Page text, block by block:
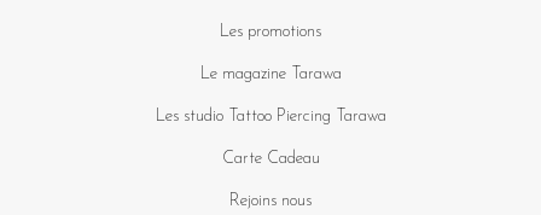
Les promotions
Le magazine Tarawa
Les studio Tattoo Piercing Tarawa
Carte Cadeau
Rejoins nous